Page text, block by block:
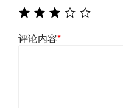
评论内容*